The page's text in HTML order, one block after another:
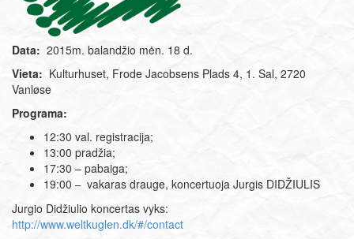
Data: 2015m. balandžio mėn. 18 d.
Vieta: Kulturhuset, Frode Jacobsens Plads 4, 1. Sal, 2720
Vanløse
Programa:
12:30 val. registracija;
13:00 pradžia;
17:30 – pabaiga;
19:00 –vakaras drauge, koncertuoja Jurgis DIDŽIULIS
Jurgio Didžiulio koncertas vyks:
http://www.weltkuglen.dk/#/contact